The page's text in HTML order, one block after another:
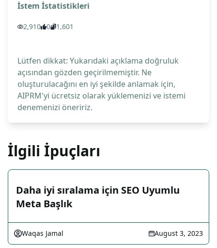
İstem İstatistikleri
2,910 0 1,601
Lütfen dikkat: Yukarıdaki açıklama doğruluk
açısından gözden geçirilmemiştir. Ne
oluşturulacağını en iyi şekilde anlamak için,
AIPRM'yi ücretsiz olarak yüklemenizi ve istemi
denemenizi öneririz.
İlgili İpuçları
Daha iyi sıralama için SEO Uyumlu
Meta Başlık
Waqas Jamal August 3, 2023